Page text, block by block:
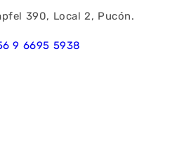
390, Local 2, Pucón.
9 6695 5938